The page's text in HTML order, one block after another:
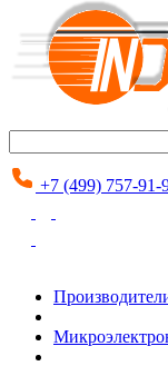
+7 (499) 757-91-